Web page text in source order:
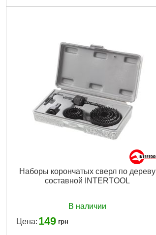
Наборы корончатых сверл по дереву
составной INTERTOOL
В наличии
Цена: 149 грн